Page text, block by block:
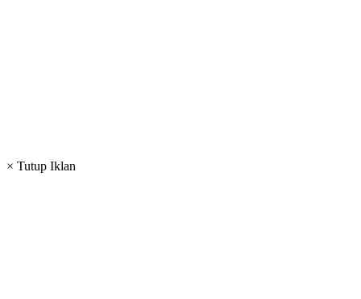
× Tutup Iklan